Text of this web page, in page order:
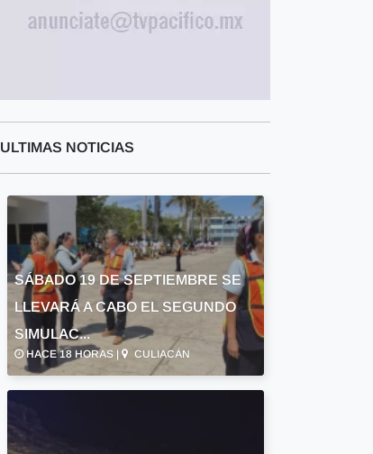
ULTIMAS NOTICIAS
SÁBADO 19 DE SEPTIEMBRE SE
LLEVARÁ A CABO EL SEGUNDO
SIMULAC...
HACE 18 HORAS | CULIACÁN